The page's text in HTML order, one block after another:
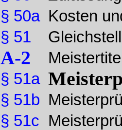
§ 50a
§ 51
A-2
§ 51a
§ 51b
§ 51c
Kosten
Meistertitel